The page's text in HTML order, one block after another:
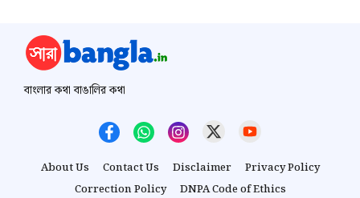
বাংলার কথা বাঙালির কথা
About Us Contact Us Disclaimer
Privacy Policy
Correction Policy
DNPA Code of Ethics